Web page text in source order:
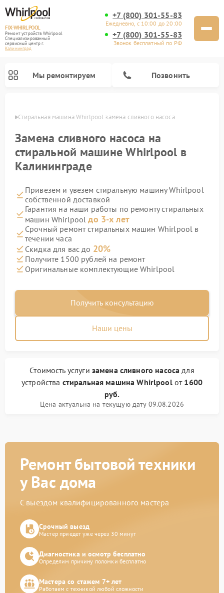
FIX-WHIRLPOOL
Ремонт устройств Whirlpool
Специализированный
cервисный центр г.
Калининград
+7 (800) 301-55-83
Ежедневно, с 10:00 до 20:00
+7 (800) 301-55-83
Звонок бесплатный по РФ
Мы ремонтируем Позвонить
Стиральная машина Whirlpool замена сливного насоса
Замена сливного насоса на
стиральной машине Whirlpool в
Калининграде
Привезем и увезем стиральную машину Whirlpool
собственной доставкой
Гарантия на наши работы по ремонту стиральных
машин Whirlpoolдо 3-х лет
Срочный ремонт стиральных машин Whirlpool в
течении часа
Скидка для вас до 20%
Получите 1500 рублей на ремонт
Оригинальные комплектующие Whirlpool
Получить консультацию
Наши цены
Стоимость услуги замена сливного насоса для
устройства стиральная машина Whirlpoolот 1600
руб.
Цена актуальна на текущую дату 09.08.2026
Ремонт бытовой техники
у Вас дома
С выездом квалифицированного мастера
Срочный выезд
Мастер приедет уже через 30 минут
Диагностика и осмотр бесплатно
Определим причину поломки бесплатно
Мастера со стажем 7+ лет
Работаем с техникой любой сложности